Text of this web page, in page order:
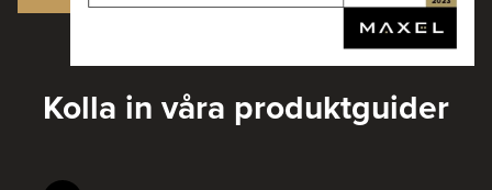
Kolla in våra produktguider